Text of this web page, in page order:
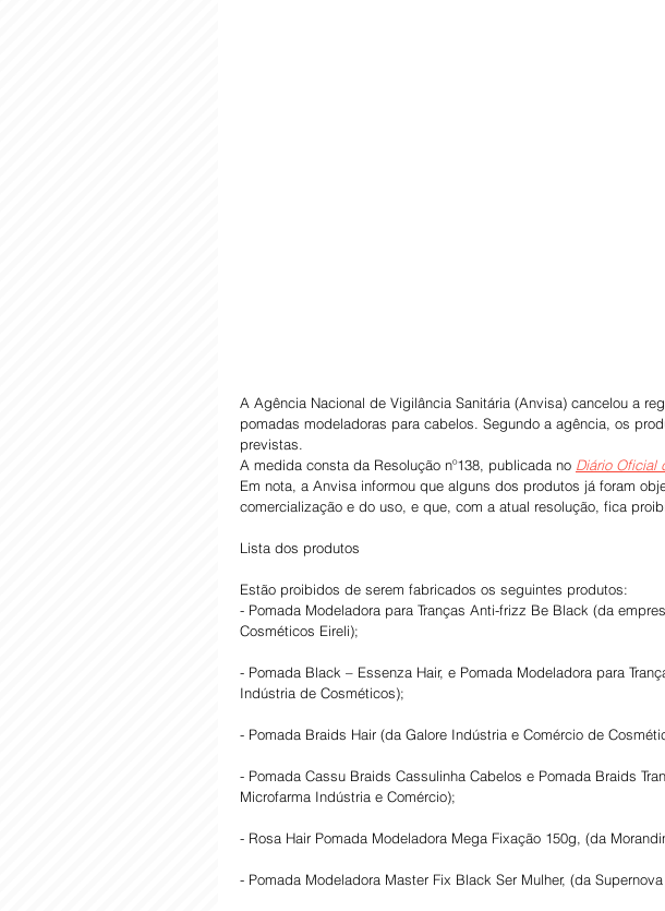
A Agência Nacional de Vigilância Sanitária (Anvisa) cancelou a
pomadas modeladoras para cabelos. Segundo a agência, os
previstas.
A medida consta da Resolução nº138, publicada no Diário Oficial
Em nota, a Anvisa informou que alguns dos produtos já foram
comercialização e do uso, e que, com a atual resolução, fica
Lista dos produtos
Estão proibidos de serem fabricados os seguintes produtos:
- Pomada Modeladora para Tranças Anti-frizz Be Black (da
Cosméticos Eireli);
- Pomada Black – Essenza Hair, e Pomada Modeladora para
Indústria de Cosméticos);
- Pomada Braids Hair (da Galore Indústria e Comércio de
- Pomada Cassu Braids Cassulinha Cabelos e Pomada Braids
Microfarma Indústria e Comércio);
- Rosa Hair Pomada Modeladora Mega Fixação 150g, (da
- Pomada Modeladora Master Fix Black Ser Mulher, (da